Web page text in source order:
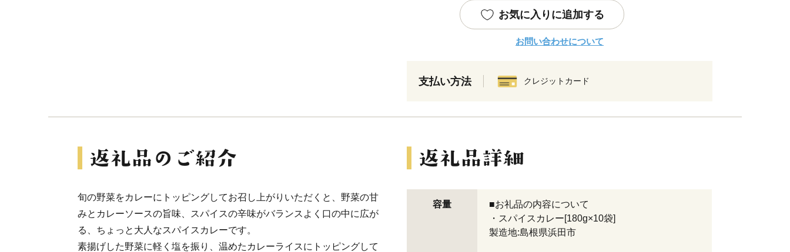
お気に入りに追加する
お問い合わせについて
支払い方法 クレジットカード
旬の野菜をカレーにトッピングしてお召し上がりいただくと、野菜の甘
みとカレーソースの旨味、スパイスの辛味がバランスよく口の中に広が
る、ちょっと大人なスパイスカレーです。
素揚げした野菜に軽く塩を振り、温めたカレーライスにトッピングして
容量
■お礼品の内容について
・スパイスカレー[180g×10袋]
製造地:島根県浜田市